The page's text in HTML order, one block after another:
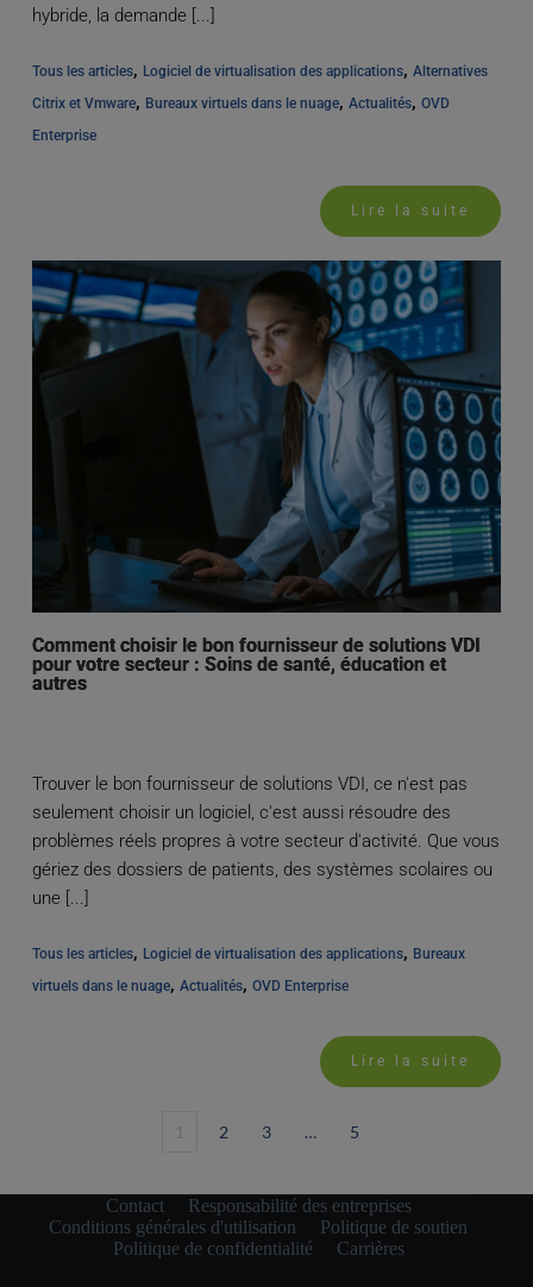
hybride, la demande [...]
Tous les articles, Logiciel de virtualisation des applications, Alternatives
Citrix et Vmware, Bureaux virtuels dans le nuage, Actualités, OVD
Enterprise
Lire la suite
Comment choisir le bon fournisseur de solutions VDI
pour votre secteur : Soins de santé, éducation et
autres
Trouver le bon fournisseur de solutions VDI, ce n'est pas
seulement choisir un logiciel, c'est aussi résoudre des
problèmes réels propres à votre secteur d'activité. Que vous
gériez des dossiers de patients, des systèmes scolaires ou
une [...]
Tous les articles, Logiciel de virtualisation des applications, Bureaux
virtuels dans le nuage, Actualités, OVD Enterprise
Lire la suite
1 2 3 … 5
Contact
Responsabilité des entreprises
Conditions générales d'utilisation
Politique de soutien
Politique de confidentialité
Carrières